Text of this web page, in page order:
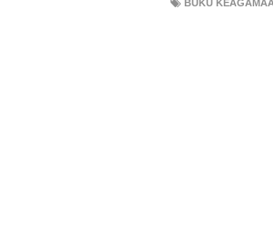
BUKU